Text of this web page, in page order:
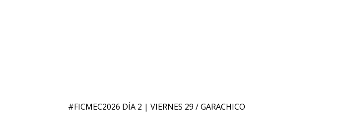
#FICMEC2026 DÍA 2 | VIERNES 29 / GARACHICO